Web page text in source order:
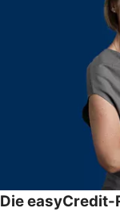
Die easyCredit-